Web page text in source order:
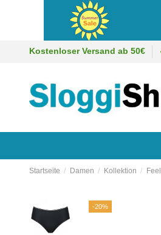
Kostenloser Versand ab 50€
Startseite Damen Kollektion
-20%